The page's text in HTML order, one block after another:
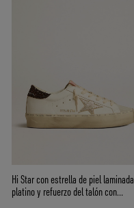
Hi Star con estrella de piel laminada
platino y refuerzo del talón con